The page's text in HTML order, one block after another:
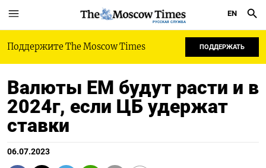
РУССКАЯ СЛУЖБА
EN
Поддержите The Moscow Times ПОДДЕРЖАТЬ
Валюты EM будут расти и в
2024г, если ЦБ удержат
ставки
06.07.2023